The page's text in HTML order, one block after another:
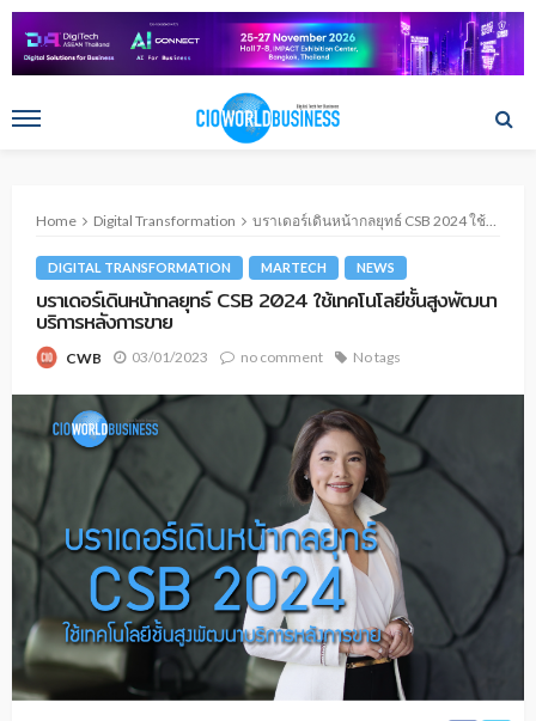
Home Digital Transformation บราเดอร์เดินหน้ากลยุทธ์ CSB 2024 ใช้เทคโนโลยีชั้นสูงพัฒนาบริการหลังการขาย
DIGITAL TRANSFORMATION MARTECH NEWS
บราเดอร์เดินหน้ากลยุทธ์ CSB 2024 ใช้เทคโนโลยีชั้นสูงพัฒนา
บริการหลังการขาย
CWB 03/01/2023 no comment No tags